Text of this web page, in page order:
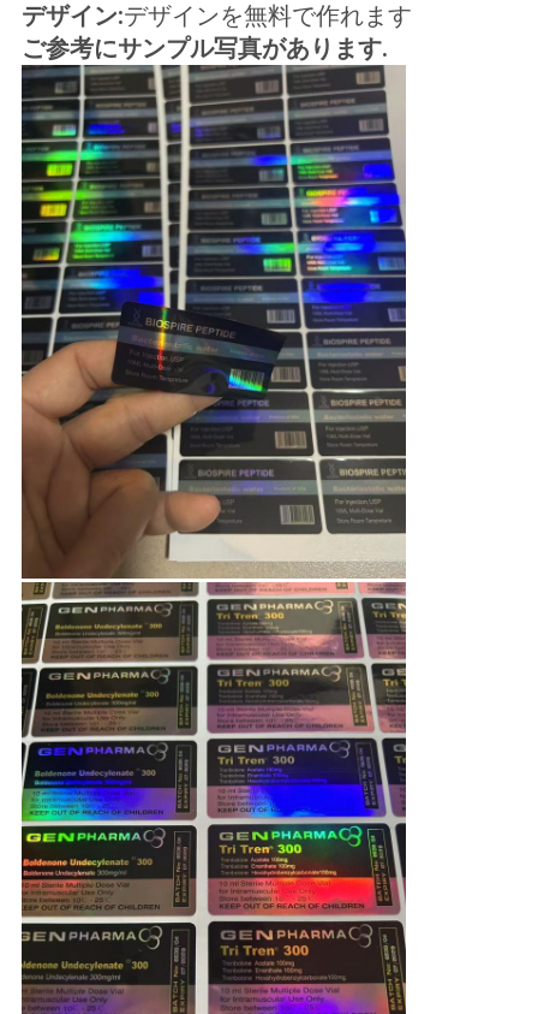
ニ
ュ
ー
ス
場
合
地
図
POLICY
デザイン:デザインを無料で作れます
ご参考にサンプル写真があります.